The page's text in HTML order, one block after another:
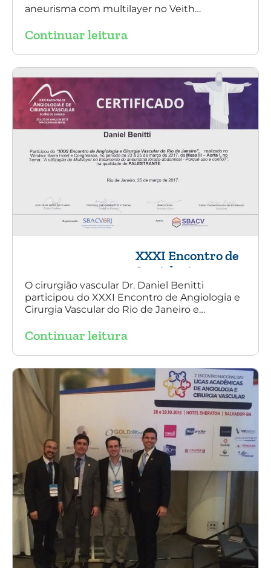
aneurisma com multilayer no Veith
Continuar leitura
XXXI Encontro de
Angiologia e
Cirurgia Vascular
do Rio de Janeiro
O cirurgião vascular Dr. Daniel Benitti
participou do XXXI Encontro de Angiologia e
Cirurgia Vascular do Rio de Janeiro e
multilayer no tratamento de aneurisma
Continuar leitura